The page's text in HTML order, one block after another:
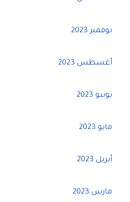
نوفمبر 2023
أغسطس 2023
يونيو 2023
مايو 2023
أبريل 2023
مارس 2023